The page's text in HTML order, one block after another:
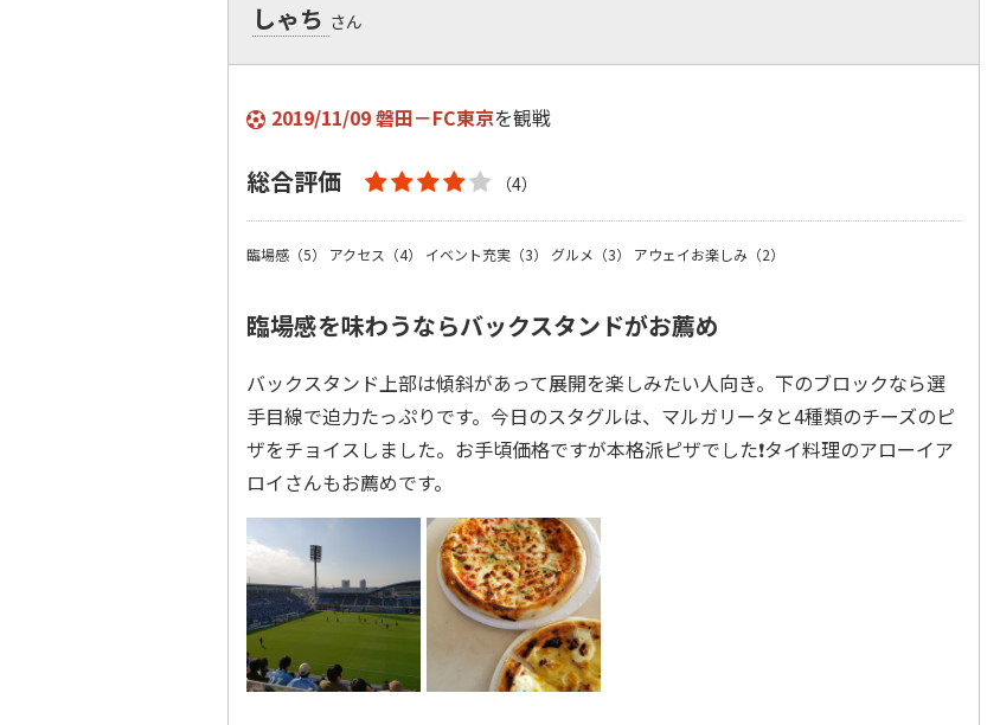
しゃち さん
2019/11/09 磐田－FC東京を観戦
総合評価 （4）
臨場感（5） アクセス（4） イベント充実（3） グルメ（3） アウェイお楽しみ（2）
臨場感を味わうならバックスタンドがお薦め
バックスタンド上部は傾斜があって展開を楽しみたい人向き。下のブロックなら選
手目線で迫力たっぷりです。今日のスタグルは、マルガリータと4種類のチーズのピ
ザをチョイスしました。お手頃価格ですが本格派ピザでした❗タイ料理のアローイア
ロイさんもお薦めです。